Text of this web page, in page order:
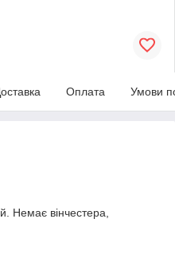
Оплата Умови
Немає вінчестера,